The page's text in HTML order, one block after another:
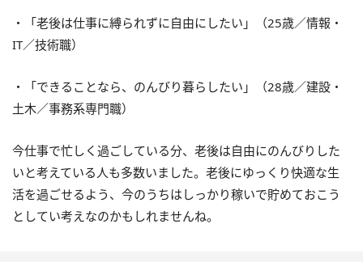
・「老後は仕事に縛られずに自由にしたい」（25歳／情報・
IT／技術職）
・「できることなら、のんびり暮らしたい」（28歳／建設・
土木／事務系専門職）
今仕事で忙しく過ごしている分、老後は自由にのんびりした
いと考えている人も多数いました。老後にゆっくり快適な生
活を過ごせるよう、今のうちはしっかり稼いで貯めておこう
としてい考えなのかもしれませんね。